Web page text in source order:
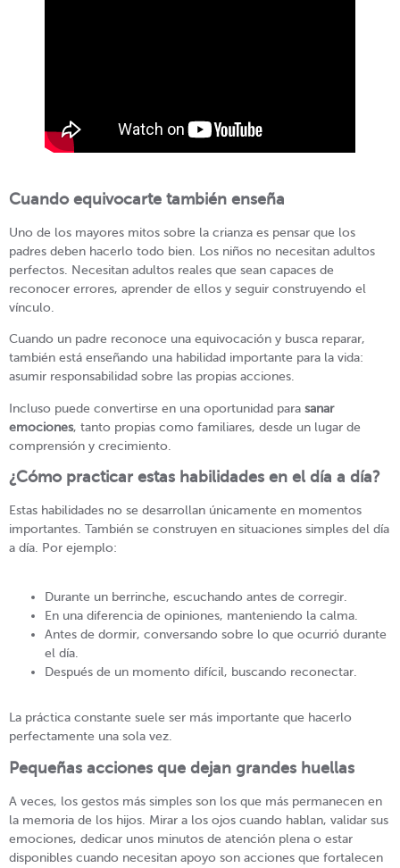
Cuando equivocarte también enseña
Uno de los mayores mitos sobre la crianza es pensar que los
padres deben hacerlo todo bien. Los niños no necesitan adultos
perfectos. Necesitan adultos reales que sean capaces de
reconocer errores, aprender de ellos y seguir construyendo el
vínculo.
Cuando un padre reconoce una equivocación y busca reparar,
también está enseñando una habilidad importante para la vida:
asumir responsabilidad sobre las propias acciones.
Incluso puede convertirse en una oportunidad para sanar
emociones, tanto propias como familiares, desde un lugar de
comprensión y crecimiento.
¿Cómo practicar estas habilidades en el día a día?
Estas habilidades no se desarrollan únicamente en momentos
importantes. También se construyen en situaciones simples del día
a día. Por ejemplo:
Durante un berrinche, escuchando antes de corregir.
En una diferencia de opiniones, manteniendo la calma.
Antes de dormir, conversando sobre lo que ocurrió durante
el día.
Después de un momento difícil, buscando reconectar.
La práctica constante suele ser más importante que hacerlo
perfectamente una sola vez.
Pequeñas acciones que dejan grandes huellas
A veces, los gestos más simples son los que más permanecen en
la memoria de los hijos. Mirar a los ojos cuando hablan, validar sus
emociones, dedicar unos minutos de atención plena o estar
disponibles cuando necesitan apoyo son acciones que fortalecen